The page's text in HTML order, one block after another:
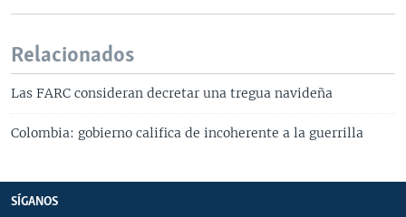
Relacionados
Las FARC consideran decretar una tregua navideña
Colombia: gobierno califica de incoherente a la guerrilla
SÍGANOS